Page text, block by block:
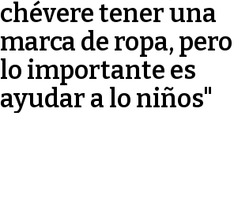
chévere tener una
marca de ropa, pero
lo importante es
ayudar a lo niños"